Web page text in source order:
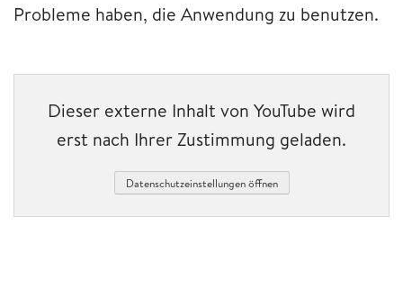
Probleme haben, die Anwendung zu benutzen.
Dieser externe Inhalt von YouTube wird
erst nach Ihrer Zustimmung geladen.
Datenschutzeinstellungen öffnen